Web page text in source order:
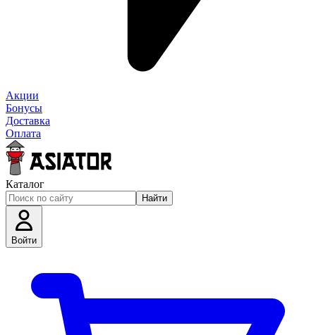
Акции
Бонусы
Доставка
Оплата
Каталог
Найти
Войти